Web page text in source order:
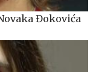
Đokovića